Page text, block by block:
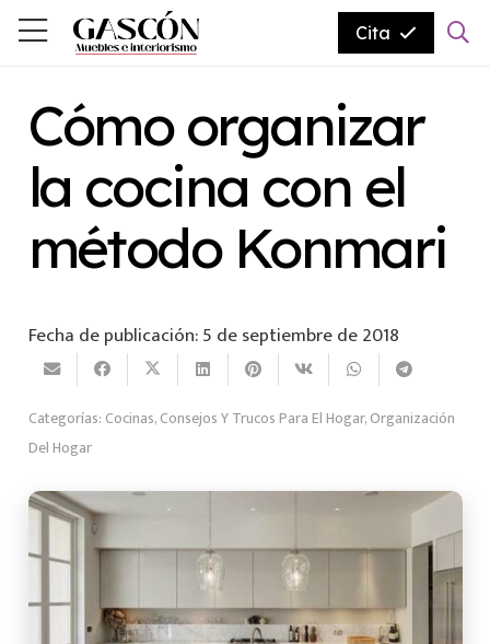
Cita
Cómo organizar
la cocina con el
método Konmari
Fecha de publicación:5 de septiembre de 2018
Categorías: Cocinas,Consejos Y Trucos Para El Hogar,Organización
Del Hogar